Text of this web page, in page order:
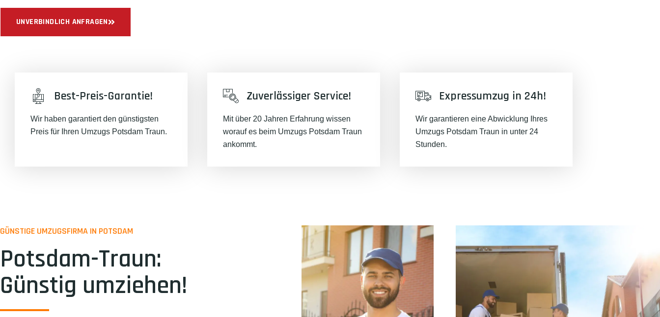
UNVERBINDLICH ANFRAGEN
Best-Preis-Garantie!
Wir haben garantiert den günstigsten
Preis für Ihren Umzugs Potsdam Traun.
Zuverlässiger Service!
Mit über 20 Jahren Erfahrung wissen
worauf es beim Umzugs Potsdam Traun
ankommt.
Expressumzug in 24h!
Wir garantieren eine Abwicklung Ihres
Umzugs Potsdam Traun in unter 24
Stunden.
GÜNSTIGE UMZUGSFIRMA IN POTSDAM
Potsdam-Traun:
Günstig umziehen!